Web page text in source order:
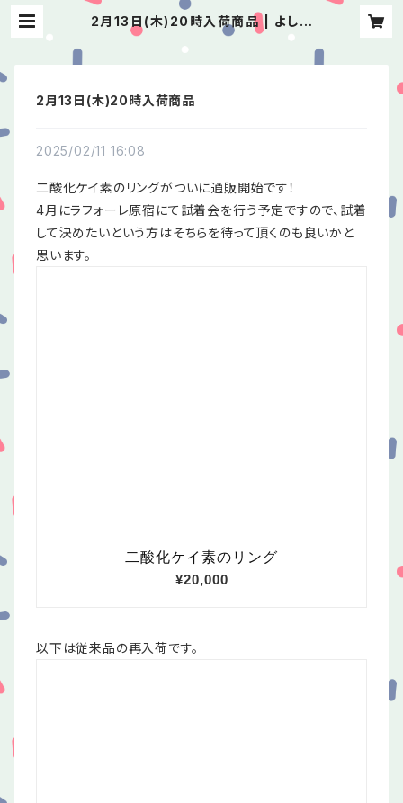
2月13日(木)20時入荷商品 | よしけ
2月13日(木)20時入荷商品
2025/02/11 16:08
二酸化ケイ素のリングがついに通販開始です！
4月にラフォーレ原宿にて試着会を行う予定ですので、試着
して決めたいという方はそちらを待って頂くのも良いかと
思います。
以下は従来品の再入荷です。